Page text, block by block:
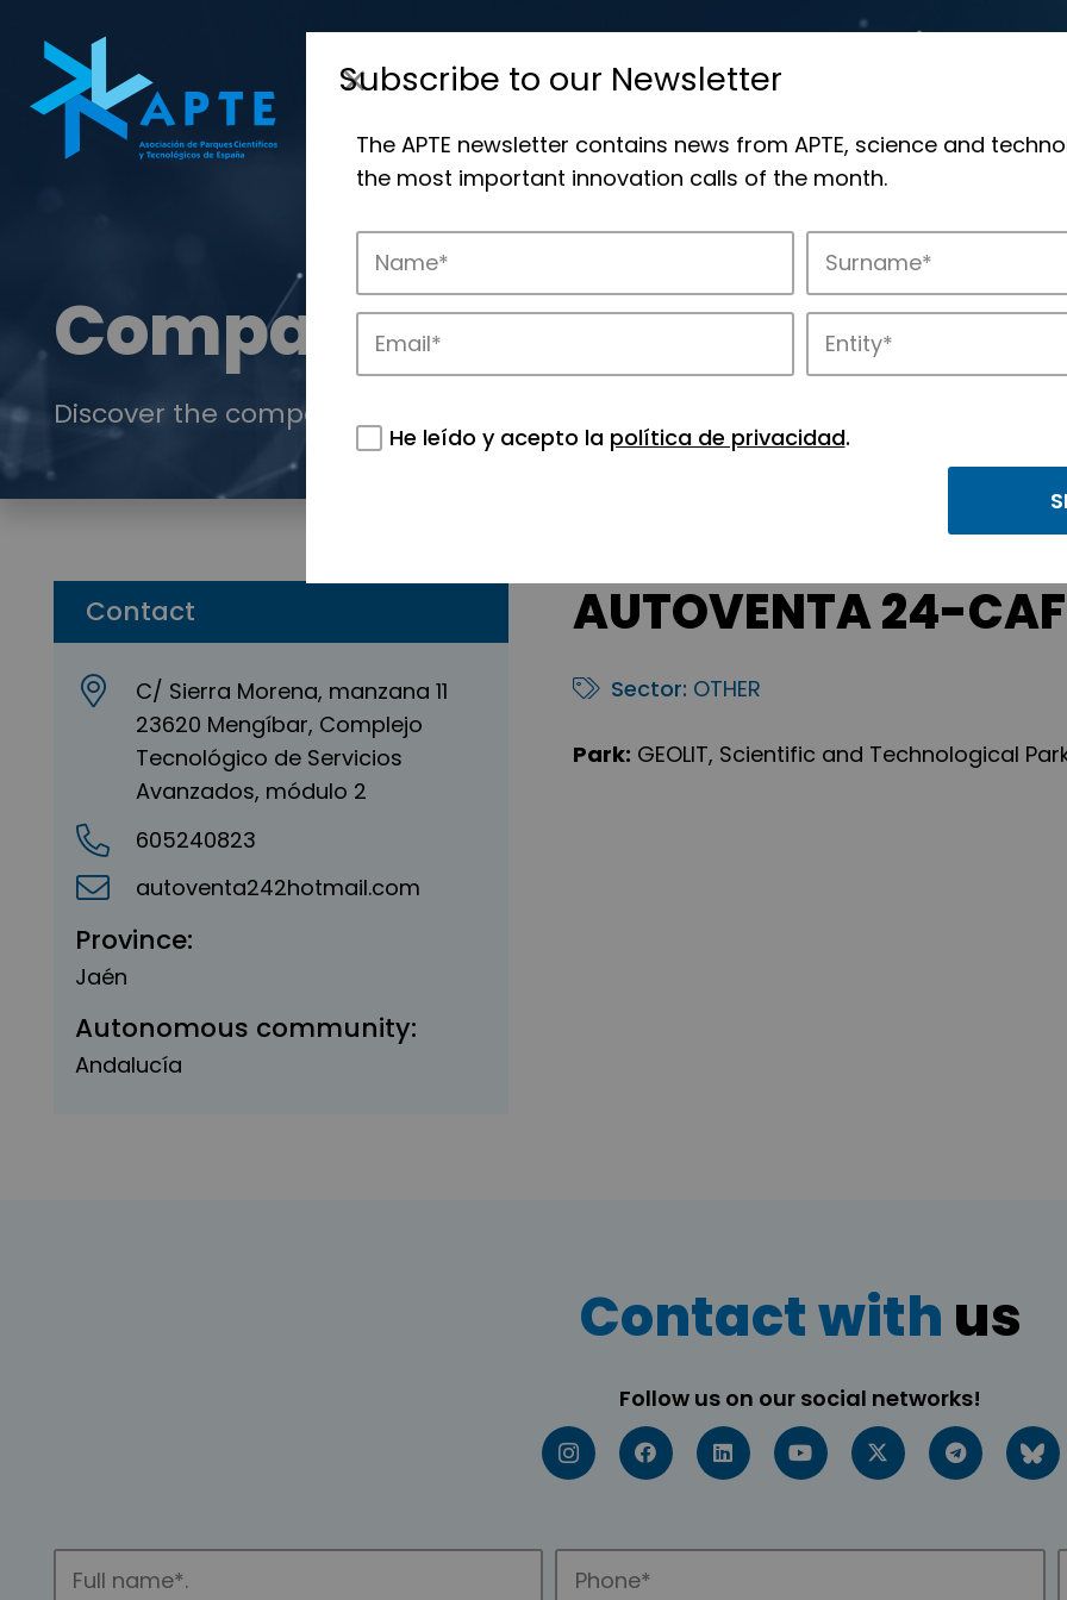
Companies
Discover the companies that drive innovation in APTE’s parks.
Contact
C/ Sierra Morena, manzana 11
23620 Mengíbar, Complejo
Tecnológico de Servicios
Avanzados, módulo 2
605240823
autoventa242hotmail.com
Province:
Jaén
Autonomous community:
Andalucía
AUTOVENTA 24-
Sector: OTHER
Park: GEOLIT, Scientific and Technological
Contact with us
Follow us on our social networks!
Subscribe to our Newsletter
The APTE newsletter contains news from APTE, science and
the most important innovation calls of the month.
He leído y acepto la política de privacidad.